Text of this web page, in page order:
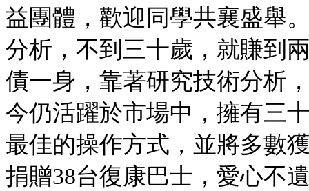
益團體，歡迎同學共襄盛舉
分析，不到三十歲，就賺到
債一身，靠著研究技術分析
今仍活躍於市場中，擁有三
最佳的操作方式，並將多數
捐贈38台復康巴士，愛心不